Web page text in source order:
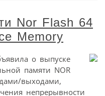
Nor Flash 64
Memory
о выпуске
памяти NOR
выходами,
непрерывности